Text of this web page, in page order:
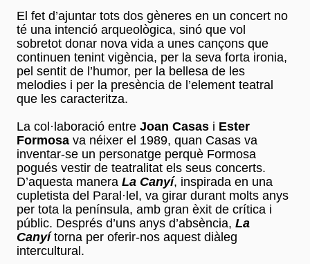
El fet d’ajuntar tots dos gèneres en un concert no
té una intenció arqueològica, sinó que vol
sobretot donar nova vida a unes cançons que
continuen tenint vigència, per la seva forta ironia,
pel sentit de l’humor, per la bellesa de les
melodies i per la presència de l’element teatral
que les caracteritza.
La col·laboració entre Joan Casas i Ester
Formosa va néixer el 1989, quan Casas va
inventar-se un personatge perquè Formosa
pogués vestir de teatralitat els seus concerts.
D’aquesta manera La Canyí, inspirada en una
cupletista del Paral·lel, va girar durant molts anys
per tota la península, amb gran èxit de crítica i
públic. Després d’uns anys d’absència, La
Canyítorna per oferir-nos aquest diàleg
intercultural.